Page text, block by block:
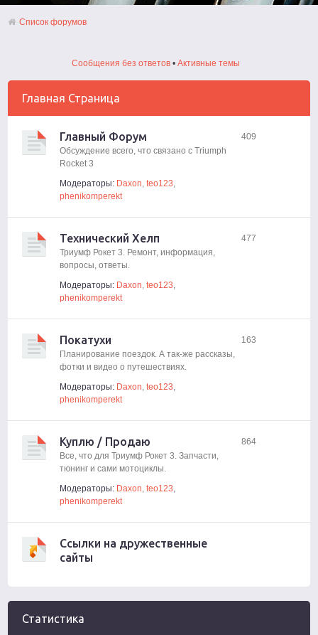
Список форумов
Сообщения без ответов• Активные темы
Главная Страница
Главный Форум
Обсуждение всего, что связано с Triumph
Rocket 3
Модераторы: Daxon,teo123,
phenikomperekt
409
Технический Хелп
Триумф Рокет 3. Ремонт, информация,
вопросы, ответы.
Модераторы: Daxon,teo123,
phenikomperekt
477
Покатухи
Планирование поездок. А так-же рассказы,
фотки и видео о путешествиях.
Модераторы: Daxon,teo123,
phenikomperekt
163
Куплю / Продаю
Все, что для Триумф Рокет 3. Запчасти,
тюнинг и сами мотоциклы.
Модераторы: Daxon,teo123,
phenikomperekt
864
Ссылки на дружественные
сайты
Статистика